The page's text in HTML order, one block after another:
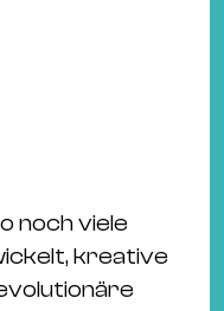
noch viele
kreative